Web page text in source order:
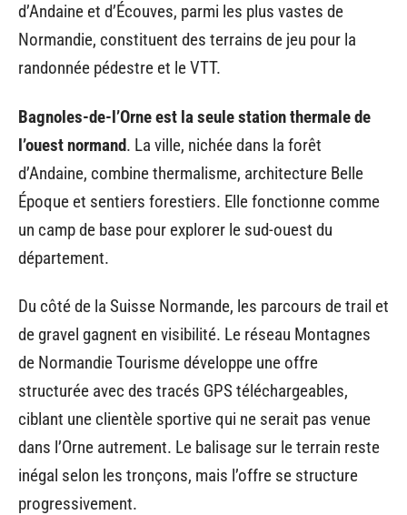
d’Andaine et d’Écouves, parmi les plus vastes de
Normandie, constituent des terrains de jeu pour la
randonnée pédestre et le VTT.
Bagnoles-de-l’Orne est la seule station thermale de
l’ouest normand. La ville, nichée dans la forêt
d’Andaine, combine thermalisme, architecture Belle
Époque et sentiers forestiers. Elle fonctionne comme
un camp de base pour explorer le sud-ouest du
département.
Du côté de la Suisse Normande, les parcours de trail et
de gravel gagnent en visibilité. Le réseau Montagnes
de Normandie Tourisme développe une offre
structurée avec des tracés GPS téléchargeables,
ciblant une clientèle sportive qui ne serait pas venue
dans l’Orne autrement. Le balisage sur le terrain reste
inégal selon les tronçons, mais l’offre se structure
progressivement.